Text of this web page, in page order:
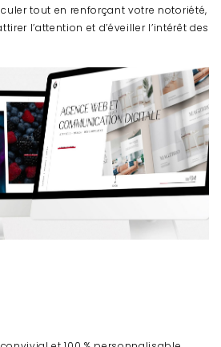
tout en renforçant votre notoriété,
l’attention et d’éveiller l’intérêt des